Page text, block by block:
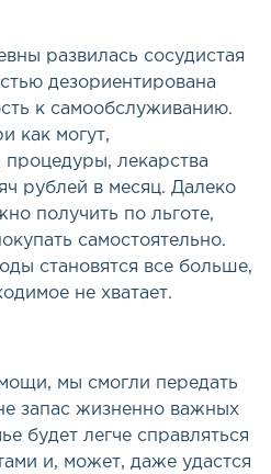
развилась сосудистая
дезориентирована
к самообслуживанию.
как могут,
лекарства
рублей в месяц. Далеко
получить по льготе,
самостоятельно.
становятся все больше,
не хватает.
мы смогли передать
запас жизненно важных
будет легче справляться
и, может, даже удастся